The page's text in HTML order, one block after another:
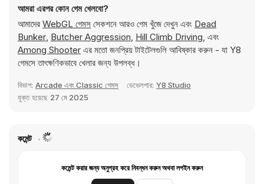
আমরা এরপর কোন গেম খেলবো?
আমাদের WebGL গেমস সেকশনে আরও গেম খুঁজে দেখুন এবং Dead
Bunker, Butcher Aggression, Hill Climb Driving, এবং
Among Shooter এর মতো জনপ্রিয় টাইটেলগুলি আবিষ্কার করুন - যা Y8
গেমসে তাৎক্ষণিকভাবে খেলার জন্য উপলব্ধ।
বিভাগ: Arcade এবং Classic গেমস ডেভেলপার: Y8 Studio
যুক্ত হয়েছে 27 মে 2025
কমেন্ট
কমেন্ট করার জন্য অনুগ্রহ করে নিবন্ধন করুন অথবা লগইন করুন